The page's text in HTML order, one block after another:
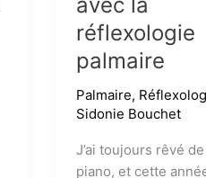
réflexologie
palmaire
Palmaire,
Sidonie Bouchet
J’ai toujours rêvé
piano, et cette